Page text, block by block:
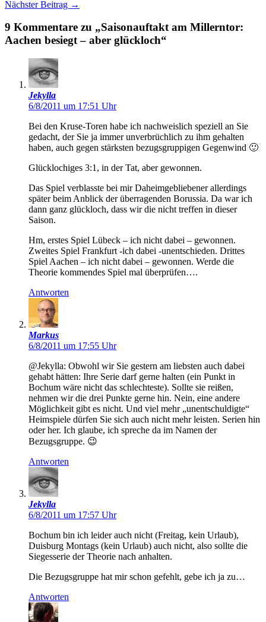
Nächster Beitrag →
9 Kommentare zu „Saisonauftakt am Millerntor:
Aachen besiegt – aber glückloch“
Jekylla
6/8/2011 um 17:51 Uhr
Bei den Kruse-Toren habe ich nachweislich speziell an Sie
gedacht, der Sie ja immer unverbrüchlich zu ihm gehalten
haben, auch gegen stärksten bezugsgruppigen Gegenwind 🙂
Glücklochiges 3:1, in der Tat, aber gewonnen.
Das Spiel verblasste bei mir Daheimgebliebener allerdings
später beim Anblick der überragenden Borussia. Da war ich
dann ganz glückloch, dass wir die nicht treffen in dieser
Saison.
Hm, erstes Spiel Lübeck – ich nicht dabei – gewonnen.
Zweites Spiel Frankfurt -ich dabei -unentschieden. Drittes
Spiel Aachen – ich nicht dabei – gewonnen. Werde die
Theorie kommendes Spiel mal überprüfen….
Antworten
Markus
6/8/2011 um 17:55 Uhr
@Jekylla: Obwohl wir Sie gestern am liebsten auch dabei
gehabt hätten: Ihre Serie darf gerne halten (ein Punkt in
Bochum wäre nicht das schlechteste). Sollte sie reißen,
nehmen wir die drei Punkte gerne hin. Nein, eine andere
Möglichkeit gibt es nicht. Und viel mehr „unentschuldigte“
Heimspiele dürfen Sie sich auch nicht mehr leisten. Serien hin
oder her. Ich glaube, ich spreche da im Namen der
Bezugsgruppe. 😉
Antworten
Jekylla
6/8/2011 um 17:57 Uhr
Bochum bin ich leider auch nicht (Freitag, kein Urlaub),
Duisburg Montags (kein Urlaub) auch nicht, also sollte die
Siegesserie der Theorie nach anhalten.
Die Bezugsgruppe hat mir schon gefehlt, gebe ich ja zu…
Antworten